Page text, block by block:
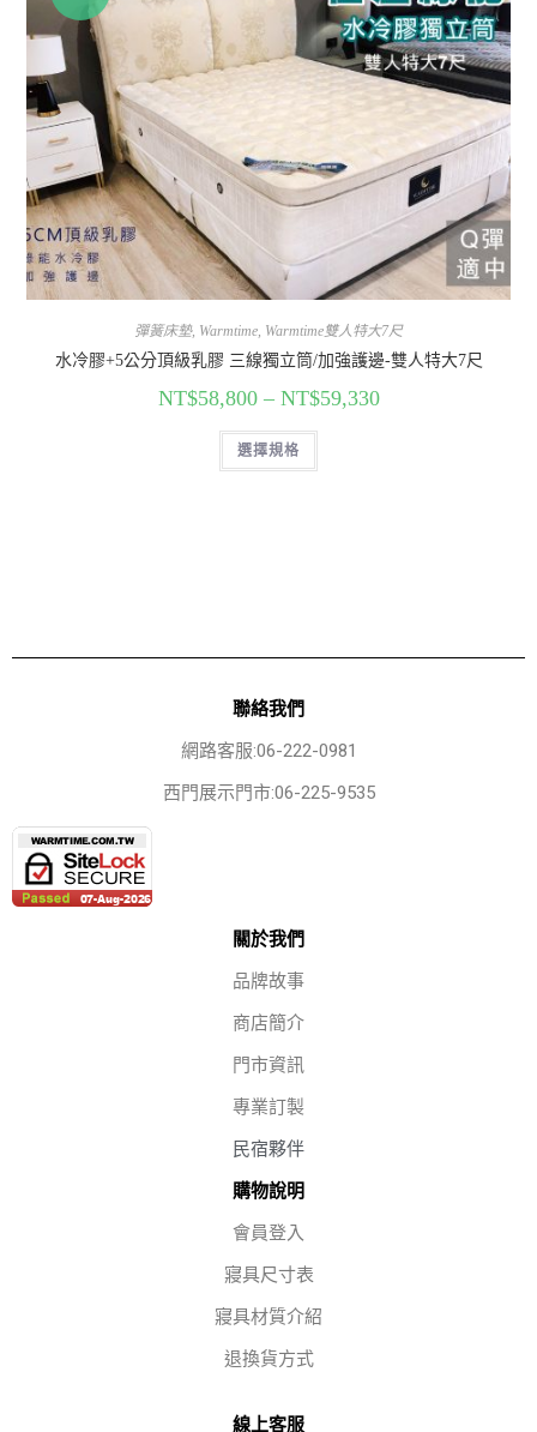
彈簧床墊, Warmtime Warmtime雙人特大7尺
水冷膠+5公分頂級乳膠 三線獨立筒/加強護邊-雙人特大7尺
NT$58,800– NT$59,330
選擇規格
聯絡我們
網路客服:06-222-0981
西門展示門市:06-225-9535
關於我們
品牌故事
商店簡介
門市資訊
專業訂製
民宿夥伴
購物說明
會員登入
寢具尺寸表
寢具材質介紹
退換貨方式
線上客服